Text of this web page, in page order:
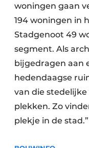
woningen gaan
194 woningen in
Stadgenoot 49
segment. Als
bijgedragen aan
hedendaagse
van die
plekken. Zo
plekje in de stad.”